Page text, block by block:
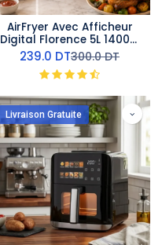
AirFryer Avec Afficheur
Digital Florence 5L 1400W
Argent
239.0 DT300.0DT
Livraison Gratuite